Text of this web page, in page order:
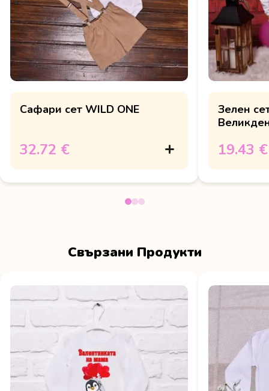
Сафари сет WILD ONE
32.72 €
Зелен
19.43 €
Свързани Продукти